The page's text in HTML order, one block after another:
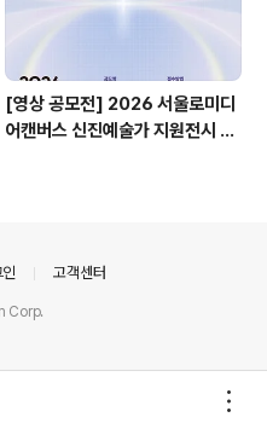
[영상 공모전] 2026 서울로미디
어캔버스 신진예술가 지원전시 공
고객센터
Corp.